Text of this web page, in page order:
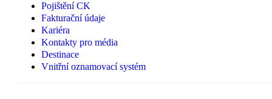
Pojištění CK
Fakturační údaje
Kariéra
Kontakty pro média
Destinace
Vnitřní oznamovací systém